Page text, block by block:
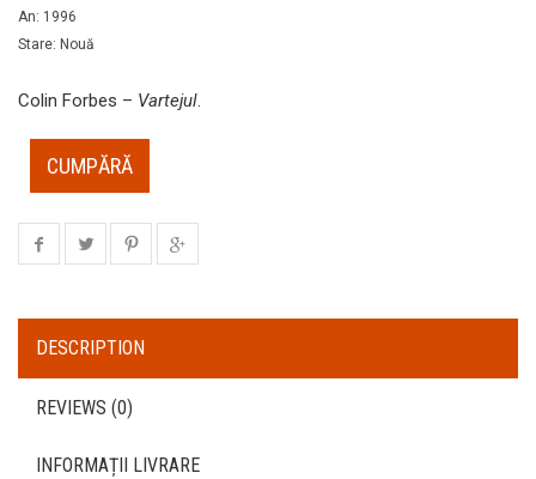
An: 1996
Stare: Nouă
Colin Forbes – Vartejul.
CUMPĂRĂ
DESCRIPTION
REVIEWS (0)
INFORMAȚII LIVRARE